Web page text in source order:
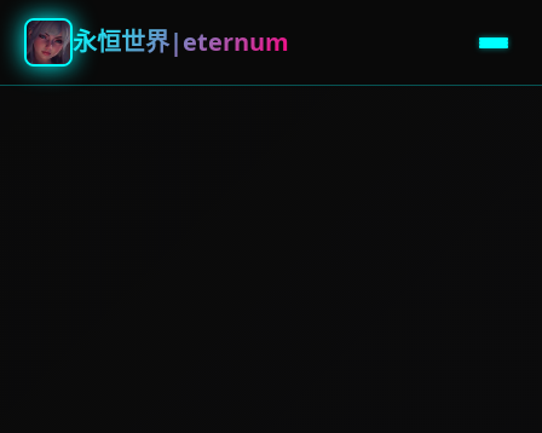
永恒世界|eternum